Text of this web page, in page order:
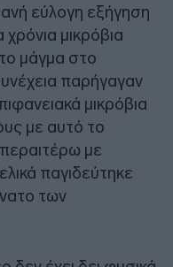
εύλογη εξήγηση
χρόνια μικρόβια
μάγμα στο
παρήγαγαν
μικρόβια
με αυτό το
με
παγιδεύτηκε
των